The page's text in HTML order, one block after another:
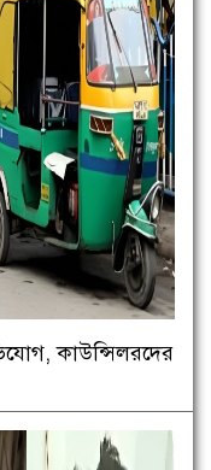
কাউন্সিলরদের